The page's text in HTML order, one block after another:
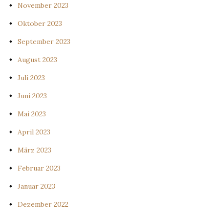
November 2023
Oktober 2023
September 2023
August 2023
Juli 2023
Juni 2023
Mai 2023
April 2023
März 2023
Februar 2023
Januar 2023
Dezember 2022